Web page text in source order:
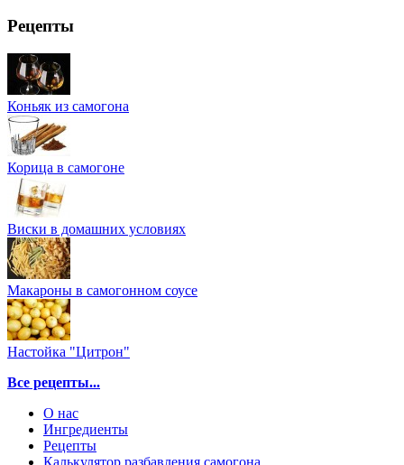
Рецепты
Коньяк из самогона
Корица в самогоне
Виски в домашних условиях
Макароны в самогонном соусе
Настойка "Цитрон"
Все рецепты...
О нас
Ингредиенты
Рецепты
Калькулятор разбавления самогона